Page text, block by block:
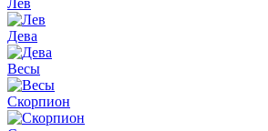
Лев
Дева
Весы
Скорпион